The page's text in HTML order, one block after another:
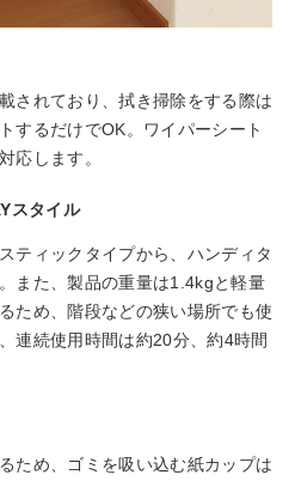
されており、拭き掃除をする際は
するだけでOK。ワイパーシート
応します。
スタイル
ティックタイプから、ハンディタ
また、製品の重量は1.4kgと軽量
ため、階段などの狭い場所でも使
連続使用時間は約20分、約4時間
ため、ゴミを吸い込む紙カップは